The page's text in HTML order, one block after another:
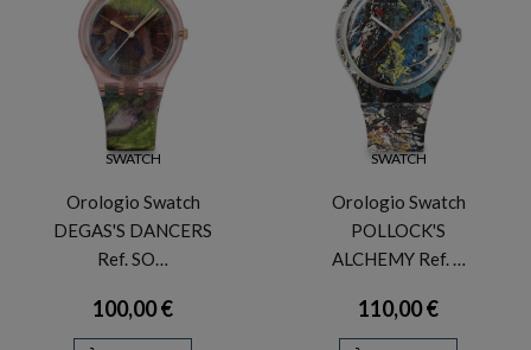
SWATCH
Orologio Swatch
DEGAS'S DANCERS
Ref. SO…
100,00 €
SWATCH
Orologio Swatch
POLLOCK'S
ALCHEMY Ref. …
110,00 €